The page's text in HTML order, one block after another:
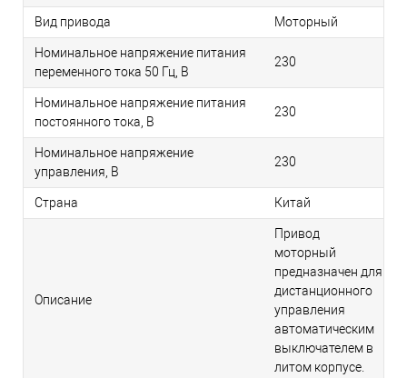
Вид привода Моторный
Номинальное напряжение питания
переменного тока 50 Гц, В
230
Номинальное напряжение питания
постоянного тока, В
230
Номинальное напряжение
управления, В
230
Страна Китай
Описание
Привод
моторный
предназначен для
дистанционного
управления
автоматическим
выключателем в
литом корпусе.